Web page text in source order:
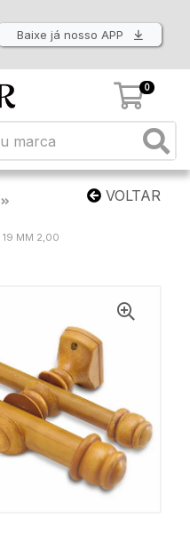
Baixe já nosso APP
0
VOLTAR
19 MM 2,00